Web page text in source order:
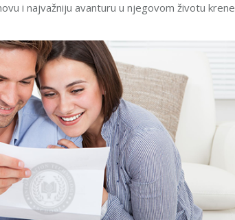
i najvažniju avanturu u njegovom životu krene